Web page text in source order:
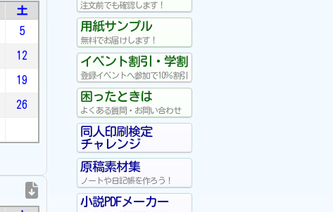
土
5
12
19
26
注文前でも確認します！
用紙サンプル
無料でお届けします！
イベント割引・学割
登録イベントへ参加で10％割引
困ったときは
よくある質問・お問い合わせ
同人印刷検定
チャレンジ
原稿素材集
ノートや日記帳を作ろう！
小説PDFメーカー